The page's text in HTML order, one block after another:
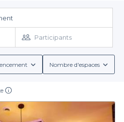
on a retenu les meilleures de
offrir le meilleur. Parmi elles, vous
et élégants, des espaces
ou encore des salles atypiques. Il
anniversaire à Paris 11 : quel que
plus qu’à envoyer votre demande
est joué ! Nos équipes et nos
soit une réussite complète.
Participants
Nombre d'espaces